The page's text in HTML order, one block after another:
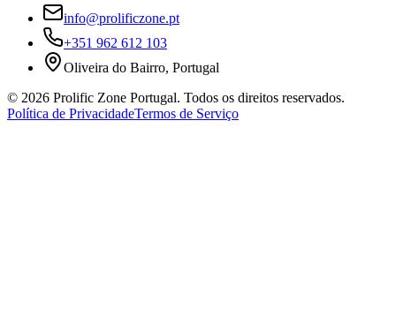
info@prolificzone.pt
+351 962 612 103
Oliveira do Bairro, Portugal
© 2026 Prolific Zone Portugal. Todos os direitos reservados.
Política de PrivacidadeTermos de Serviço